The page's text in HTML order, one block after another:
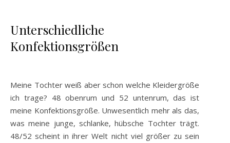
Unterschiedliche
Konfektionsgrößen
Meine Tochter weiß aber schon welche Kleidergröße
ich trage? 48 obenrum und 52 untenrum, das ist
meine Konfektionsgröße. Unwesentlich mehr als das,
was meine junge, schlanke, hübsche Tochter trägt.
48/52 scheint in ihrer Welt nicht viel größer zu sein